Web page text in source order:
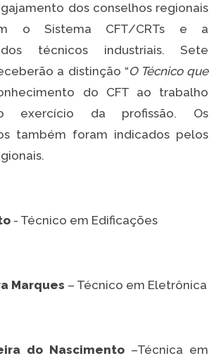
dos conselhos regionais
o Sistema CFT/CRTs e a
técnicos industriais. Sete
a distinção “O Técnico que
do CFT ao trabalho
exercício da profissão. Os
também foram indicados pelos
- Técnico em Edificações
Marques – Técnico em Eletrônica
do Nascimento –Técnica em